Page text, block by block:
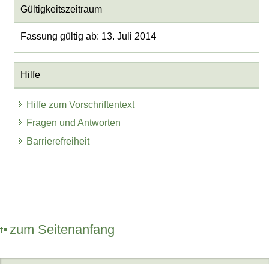
Gültigkeitszeitraum
Fassung gültig ab: 13. Juli 2014
Hilfe
Hilfe zum Vorschriftentext
Fragen und Antworten
Barrierefreiheit
zum Seitenanfang